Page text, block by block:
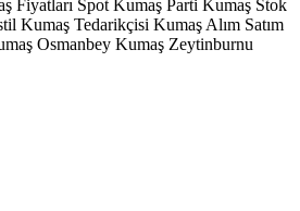
Fiyatları Spot Kumaş Parti Kumaş Stok
Kumaş Tedarikçisi Kumaş Alım Satım
Osmanbey Kumaş Zeytinburnu